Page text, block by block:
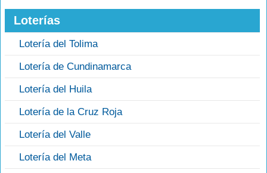
Loterías
Lotería del Tolima
Lotería de Cundinamarca
Lotería del Huila
Lotería de la Cruz Roja
Lotería del Valle
Lotería del Meta